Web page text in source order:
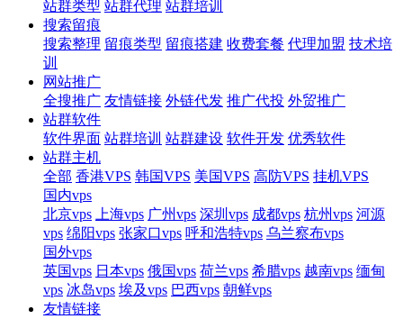
站群类型 站群代理 站群培训
搜索留痕
搜索整理 留痕类型 留痕搭建 收费套餐 代理加盟 技术培
训
网站推广
全搜推广 友情链接 外链代发 推广代投 外贸推广
站群软件
软件界面 站群培训 站群建设 软件开发 优秀软件
站群主机
全部 香港VPS 韩国VPS 美国VPS 高防VPS 挂机VPS
国内vps
北京vps
上海vps 广州vps 深圳vps 成都vps 杭州vps 河源
vps 绵阳vps 张家口vps 呼和浩特vps 乌兰察布vps
国外vps
英国vps 日本vps 俄国vps 荷兰vps 希腊vps 越南vps 缅甸
vps 冰岛vps 埃及vps 巴西vps 朝鲜vps
友情链接